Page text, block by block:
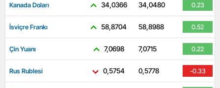
Kanada Doları 34,0366 34,0480 0.23
İsviçre Frankı 58,8704 58,8988 0.52
Çin Yuanı 7,0698 7,0715 0.22
Rus Rublesi 0,5754 0,5778 -0.33